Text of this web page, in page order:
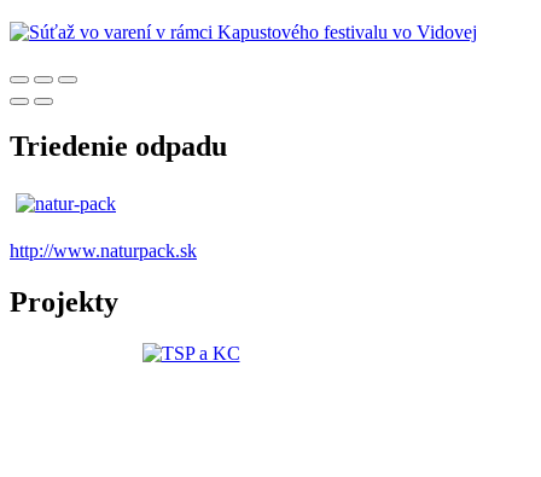
Triedenie odpadu
http://www.naturpack.sk
Projekty